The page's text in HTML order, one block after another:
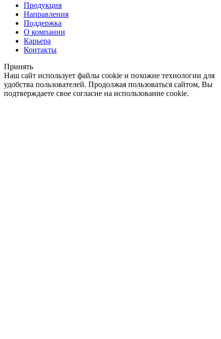
Продукция
Направления
Поддержка
О компании
Карьера
Контакты
Принять
Наш сайт использует файлы cookie и похожие технологии для
удобства пользователей. Продолжая пользоваться сайтом, Вы
подтверждаете свое согласие на использование cookie.